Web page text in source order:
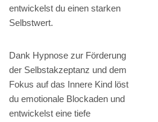
entwickelst du einen starken
Selbstwert.
Dank Hypnose zur Förderung
der Selbstakzeptanz und dem
Fokus auf das Innere Kind löst
du emotionale Blockaden und
entwickelst eine tiefe